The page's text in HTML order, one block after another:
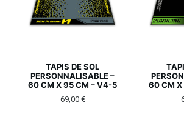
TAPIS DE SOL
PERSONNALISABLE –
60 CM X 95 CM – V4-5
69,00 €
60 CM